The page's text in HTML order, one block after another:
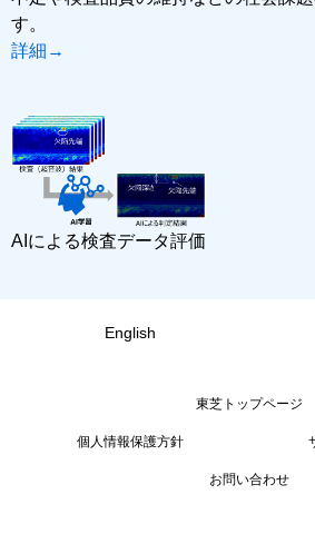
す。
詳細→
AIによる検査データ評価
English
東芝トップページ
個人情報保護方針
お問い合わせ